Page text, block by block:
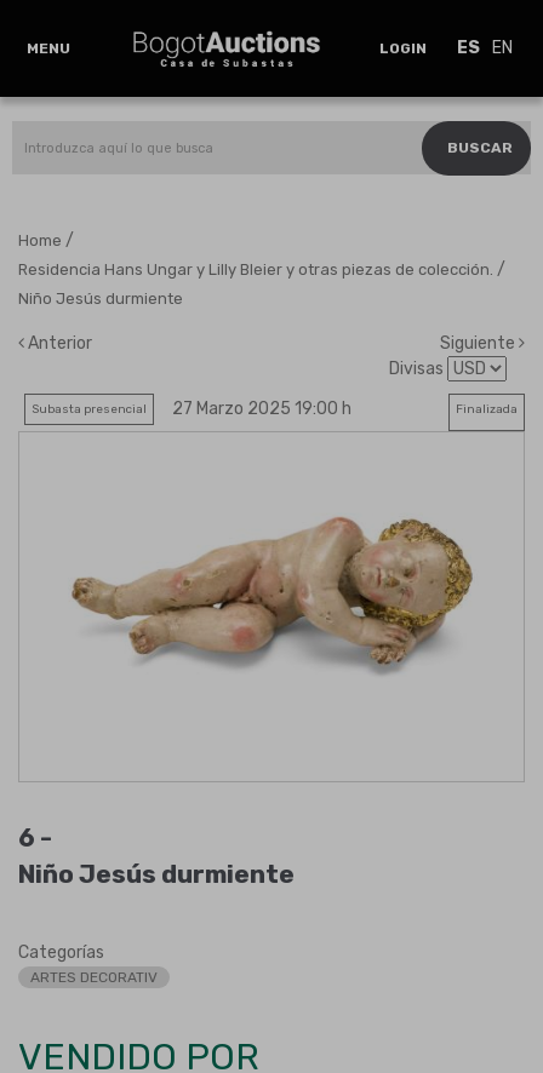
MENU LOGIN ES EN
BUSCAR
Home /
Residencia Hans Ungar y Lilly Bleier y otras piezas de colección. /
Niño Jesús durmiente
Anterior
Siguiente
Divisas
Subasta presencial 27 Marzo 2025 19:00 h Finalizada
6 -
Niño Jesús durmiente
Categorías
ARTES DECORATIV
VENDIDO POR